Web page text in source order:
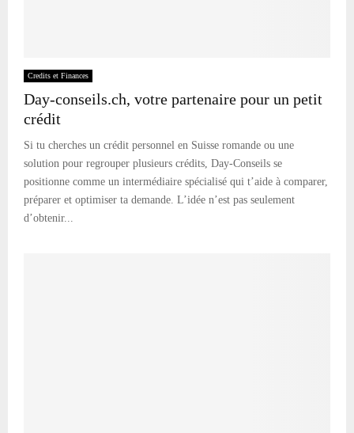
Credits et Finances
Day-conseils.ch, votre partenaire pour un petit
crédit
Si tu cherches un crédit personnel en Suisse romande ou une
solution pour regrouper plusieurs crédits, Day-Conseils se
positionne comme un intermédiaire spécialisé qui t’aide à comparer,
préparer et optimiser ta demande. L’idée n’est pas seulement
d’obtenir...